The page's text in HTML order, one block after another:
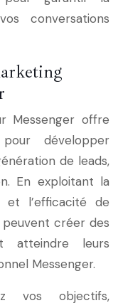
conversations
Messenger offre
développer
de leads,
En exploitant la
et l’efficacité de
créer des
atteindre leurs
Messenger.
vos objectifs,